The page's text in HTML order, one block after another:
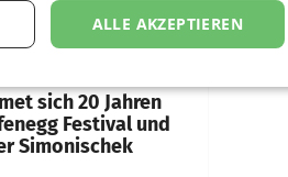
& MEDIA
sich 20 Jahren
Festival und
Simonischek
ALLE AKZEPTIEREN